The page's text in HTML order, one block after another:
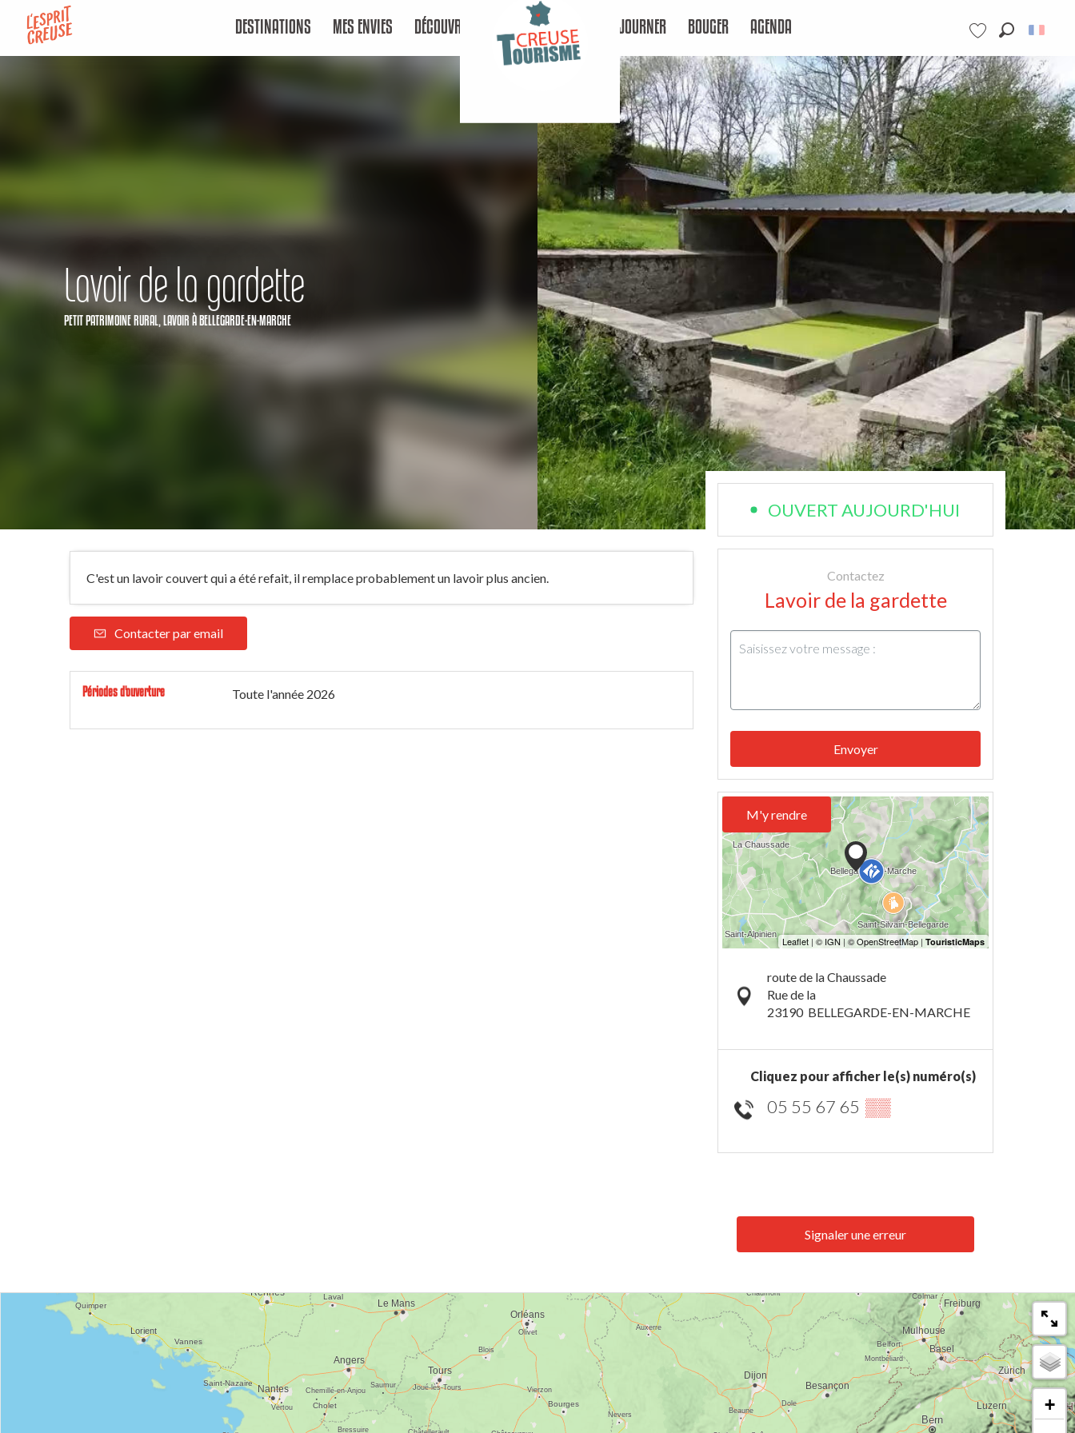
contenu
Voir les favoris
DESTINATIONS MES ENVIES DÉCOUVRIR SÉJOURNER BOUGER AGENDA
Lavoir de la gardette
PETIT PATRIMOINE RURAL, LAVOIR À BELLEGARDE-EN-MARCHE
C'est un lavoir couvert qui a été refait, il remplace probablement un lavoir plus ancien.
Contacter par email
Périodes d'ouverture Toute l'année 2026
OUVERT AUJOURD'HUI
Contactez
Lavoir de la gardette
Envoyer
M'y rendre
route de la Chaussade
Rue de la
23190 BELLEGARDE-EN-MARCHE
Cliquez pour afficher le(s) numéro(s)
05 55 67 65 ▒▒
Signaler une erreur
+